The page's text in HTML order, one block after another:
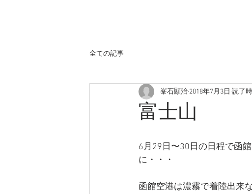
全ての記事
富士山
峯石顯治 2018年7月3日 読了
6月29日〜30日の日程で函
に・・・
函館空港は濃霧で着陸出来